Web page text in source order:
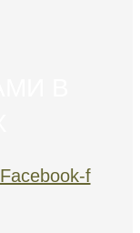
Facebook-f